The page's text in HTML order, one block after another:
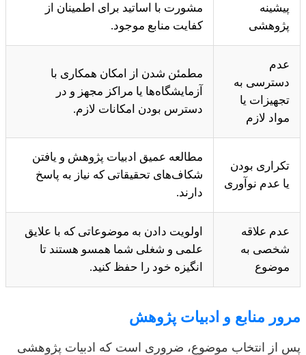
پیشینه
پژوهشی
مشورت با اساتید برای اطمینان از
کفایت منابع موجود.
عدم
دسترسی به
تجهیزات یا
مواد لازم
مطمئن شدن از امکان همکاری با
آزمایشگاه‌ها یا مراکز مجهز و در
دسترس بودن امکانات لازم.
تکراری بودن
یا عدم نوآوری
مطالعه عمیق ادبیات پژوهش و یافتن
شکاف‌های تحقیقاتی که نیاز به پاسخ
دارند.
عدم علاقه
شخصی به
موضوع
اولویت دادن به موضوعاتی که با علایق
علمی و شغلی شما همسو هستند تا
انگیزه خود را حفظ کنید.
مرور منابع و ادبیات پژوهش
پس از انتخاب موضوع، ضروری است که ادبیات پژوهشی